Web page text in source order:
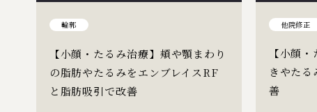
輪郭
【小顔・たるみ治療】頬や顎まわり
の脂肪やたるみをエンブレイスRF
と脂肪吸引で改善
他院修正
【小顔
きやた
善